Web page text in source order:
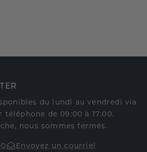
du lundi au vendredi via
de 09:00 à 17:00.
nous sommes fermés.
Envoyez un courriel